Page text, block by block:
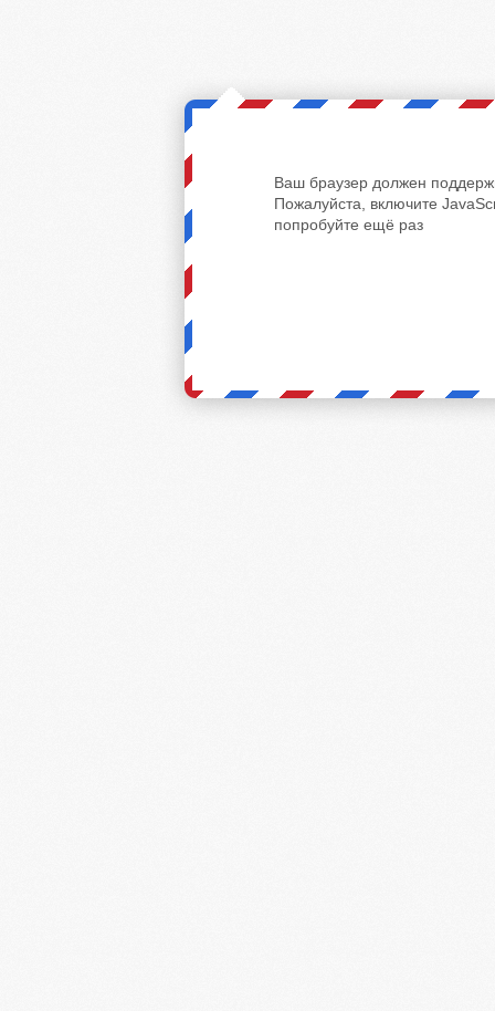
Ваш браузер должен
Пожалуйста, включите
попробуйте ещё раз